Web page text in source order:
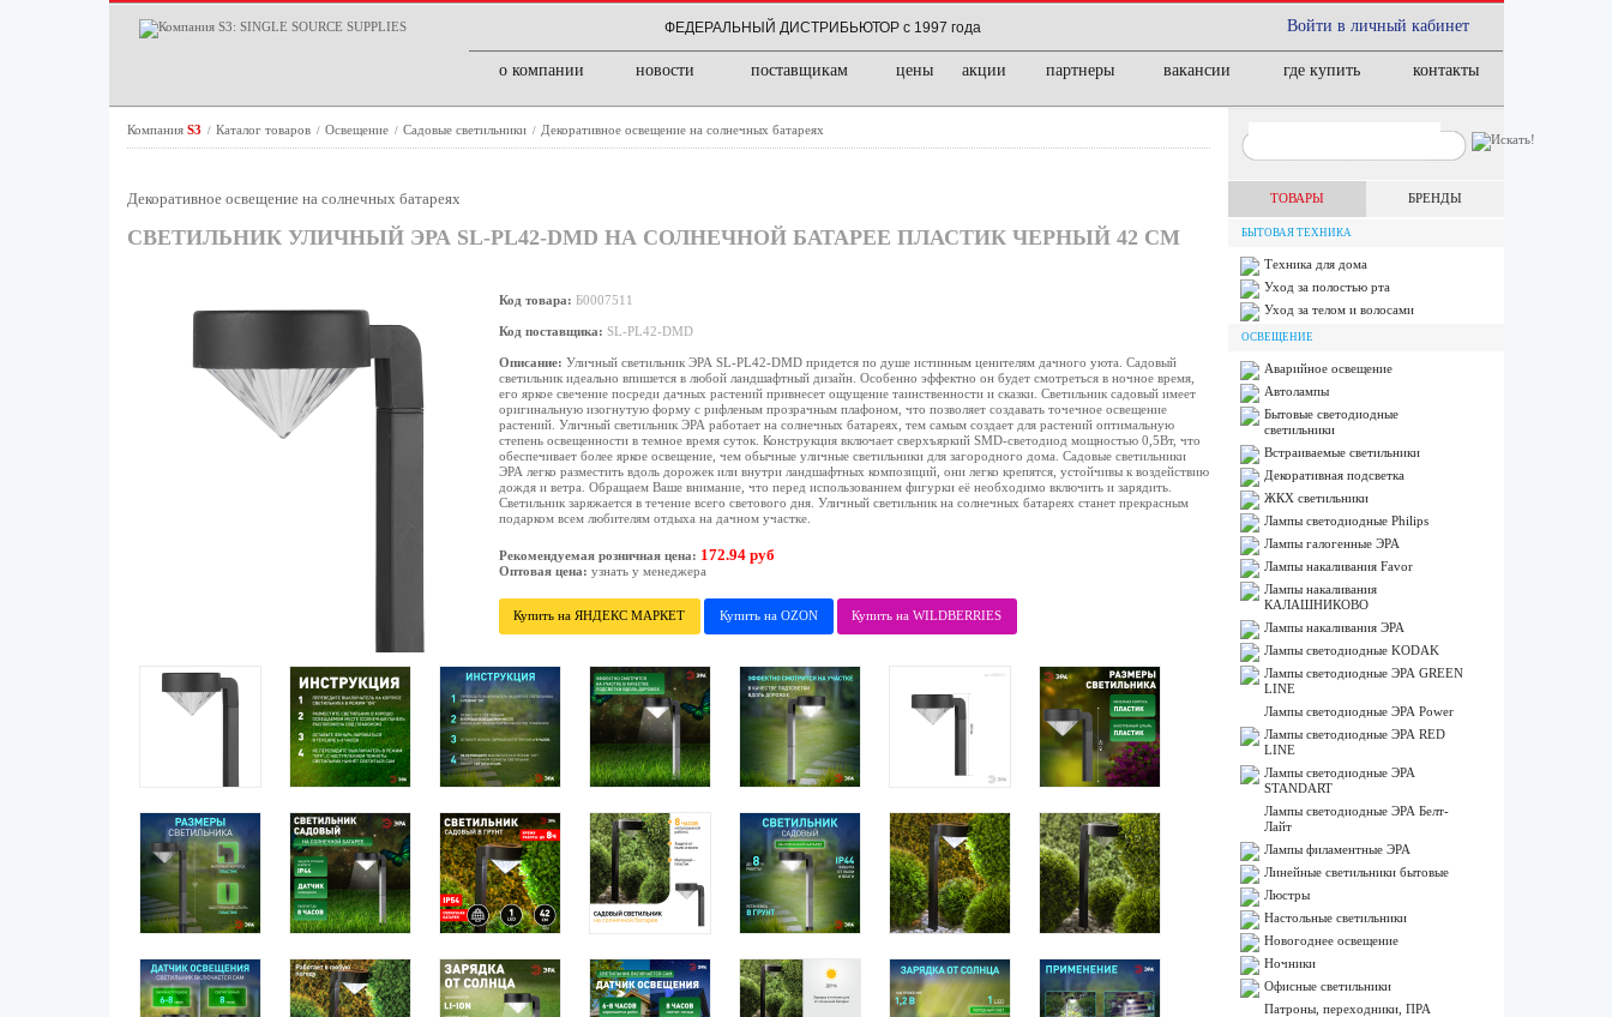
Войти в личный кабинет
ФЕДЕРАЛЬНЫЙ ДИСТРИБЬЮТОР с 1997 года
о компании новости поставщикам цены акции партнеры вакансии где купить контакты
Компания S3 / Каталог товаров / Освещение / Садовые светильники / Декоративное освещение на солнечных батареях
Декоративное освещение на солнечных батареях
СВЕТИЛЬНИК УЛИЧНЫЙ ЭРА SL-PL42-DMD НА СОЛНЕЧНОЙ БАТАРЕЕ ПЛАСТИК ЧЕРНЫЙ 42 СМ
Код товара: Б0007511
Код поставщика: SL-PL42-DMD
Описание: Уличный светильник ЭРА SL-PL42-DMD придется по душе истинным ценителям дачного уюта. Садовый
светильник идеально впишется в любой ландшафтный дизайн. Особенно эффектно он будет смотреться в ночное время,
его яркое свечение посреди дачных растений привнесет ощущение таинственности и сказки. Светильник садовый имеет
оригинальную изогнутую форму с рифленым прозрачным плафоном, что позволяет создавать точечное освещение
растений. Уличный светильник ЭРА работает на солнечных батареях, тем самым создает для растений оптимальную
степень освещенности в темное время суток. Конструкция включает сверхъяркий SMD-светодиод мощностью 0,5Вт, что
обеспечивает более яркое освещение, чем обычные уличные светильники для загородного дома. Садовые светильники
ЭРА легко разместить вдоль дорожек или внутри ландшафтных композиций, они легко крепятся, устойчивы к воздействию
дождя и ветра. Обращаем Ваше внимание, что перед использованием фигурки её необходимо включить и зарядить.
Светильник заряжается в течение всего светового дня. Уличный светильник на солнечных батареях станет прекрасным
подарком всем любителям отдыха на дачном участке.
Рекомендуемая розничная цена: 172.94 руб
Оптовая цена: узнать у менеджера
Купить на ЯНДЕКС МАРКЕТ Купить на OZON Купить на WILDBERRIES
ТОВАРЫ БРЕНДЫ
БЫТОВАЯ ТЕХНИКА
Техника для дома
Уход за полостью рта
Уход за телом и волосами
ОСВЕЩЕНИЕ
Аварийное освещение
Автолампы
Бытовые светодиодные
светильники
Встраиваемые светильники
Декоративная подсветка
ЖКХ светильники
Лампы cветодиодные Philips
Лампы галогенные ЭРА
Лампы накаливания Favor
Лампы накаливания
КАЛАШНИКОВО
Лампы накаливания ЭРА
Лампы светодиодные KODAK
Лампы светодиодные ЭРА GREEN
LINE
Лампы светодиодные ЭРА Power
Лампы светодиодные ЭРА RED
LINE
Лампы светодиодные ЭРА
STANDART
Лампы светодиодные ЭРА Белт-
Лайт
Лампы филаментные ЭРА
Линейные светильники бытовые
Люстры
Настольные светильники
Новогоднее освещение
Ночники
Офисные светильники
Патроны, переходники, ПРА